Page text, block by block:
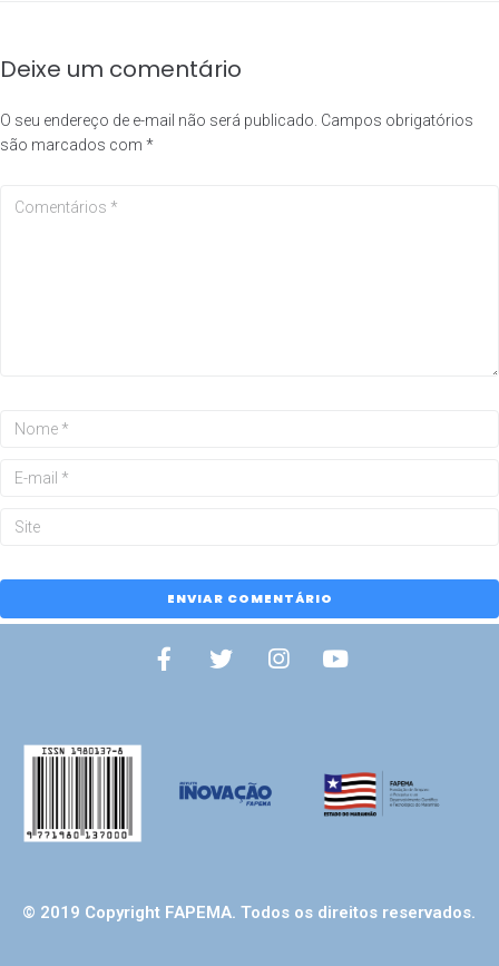
Deixe um comentário
O seu endereço de e-mail não será publicado. Campos obrigatórios
são marcados com *
© 2019 Copyright FAPEMA. Todos os direitos reservados.